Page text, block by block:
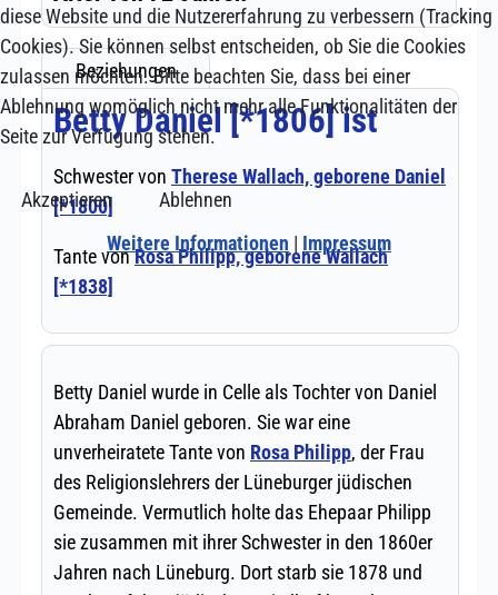
diese Website und die Nutzererfahrung zu verbessern (Tracking
Cookies). Sie können selbst entscheiden, ob Sie die Cookies
zulassen möchten. Bitte beachten Sie, dass bei einer
Ablehnung womöglich nicht mehr alle Funktionalitäten der
Seite zur Verfügung stehen.
Akzeptieren
Ablehnen
Weitere Informationen | Impressum